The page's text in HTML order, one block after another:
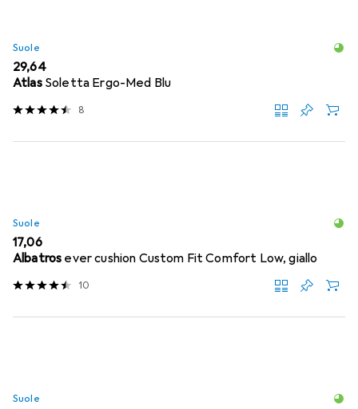
Suole
EUR
29,64
Atlas Soletta Ergo-Med Blu
8
Suole
EUR
17,06
Albatros ever cushion Custom Fit Comfort Low, giallo
10
Suole